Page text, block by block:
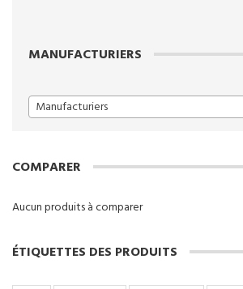
MANUFACTURIERS
Manufacturiers
COMPARER
Aucun produits à comparer
ÉTIQUETTES DES PRODUITS